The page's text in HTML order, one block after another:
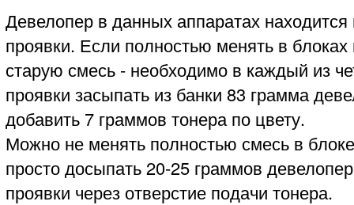
Девелопер в данных аппаратах находится
проявки. Если полностью менять в блоках
старую смесь - необходимо в каждый из
проявки засыпать из банки 83 грамма
добавить 7 граммов тонера по цвету.
Можно не менять полностью смесь в
просто досыпать 20-25 граммов
проявки через отверстие подачи тонера.